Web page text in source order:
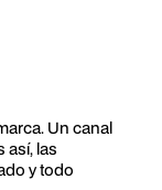
Un canal
así, las
y todo